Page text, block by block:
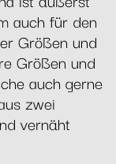
auch für den
Größen und
Größen und
auch gerne
zwei
vernäht